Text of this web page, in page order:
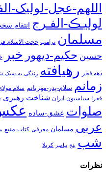
اللهم-عجل-لولیک-
لولیـڪ-الفـرج انتقام
مسلمان ترامپ حجت الاسلام
حسین حکیم-دیهور خبر
دهه فجر رهیافته زندگی-به-سبک-
زمانم سلام-پدر-مهربانم سلام
فقرا سیاسیون-ایران شناخت رهبری
صلوات عشق-ساده
عربی مسلمان معرفی-کتاب منبع
شب پنج پیامبر کربلا
نظرات